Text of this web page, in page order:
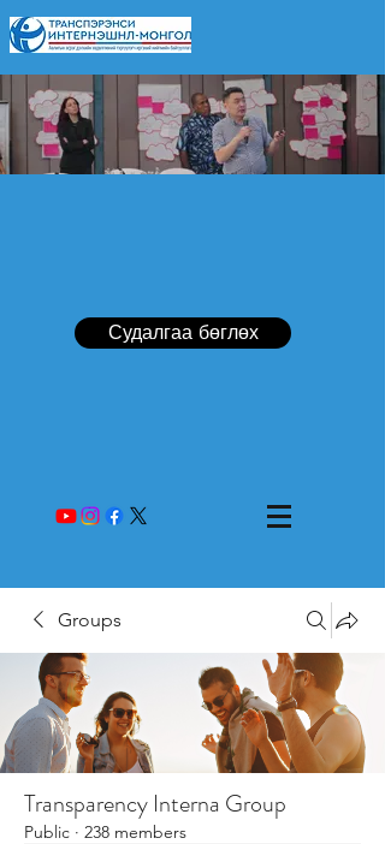
Судалгаа бөглөх
Groups
Transparency Interna Group
Public · 238 members